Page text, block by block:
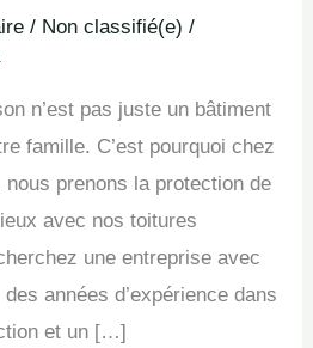
/ Non classifié(e) /
n’est pas juste un bâtiment
famille. C’est pourquoi chez
prenons la protection de
avec nos toitures
une entreprise avec
années d’expérience dans
et un […]